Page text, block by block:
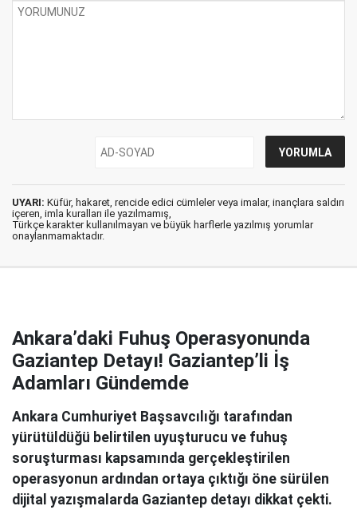
UYARI: Küfür, hakaret, rencide edici cümleler veya imalar, inançlara saldırı
içeren, imla kuralları ile yazılmamış,
Türkçe karakter kullanılmayan ve büyük harflerle yazılmış yorumlar
onaylanmamaktadır.
Ankara’daki Fuhuş Operasyonunda
Gaziantep Detayı! Gaziantep’li İş
Adamları Gündemde
Ankara Cumhuriyet Başsavcılığı tarafından
yürütüldüğü belirtilen uyuşturucu ve fuhuş
soruşturması kapsamında gerçekleştirilen
operasyonun ardından ortaya çıktığı öne sürülen
dijital yazışmalarda Gaziantep detayı dikkat çekti.